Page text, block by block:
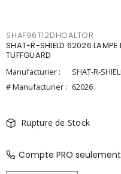
SHAF96T12DHOALTOR
SHAT-R-SHIELD 62026 LAMPE
TUFFGUARD
Manufacturier :
SHAT-R-
# Manufacturier : 62026
Rupture de Stock
Compte PRO